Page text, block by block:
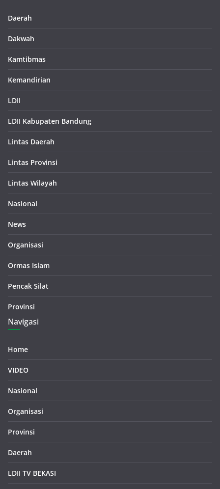
Daerah
Dakwah
Kamtibmas
Kemandirian
LDII
LDII Kabupaten Bandung
Lintas Daerah
Lintas Provinsi
Lintas Wilayah
Nasional
News
Organisasi
Ormas Islam
Pencak Silat
Provinsi
Navigasi
Home
VIDEO
Nasional
Organisasi
Provinsi
Daerah
LDII TV BEKASI